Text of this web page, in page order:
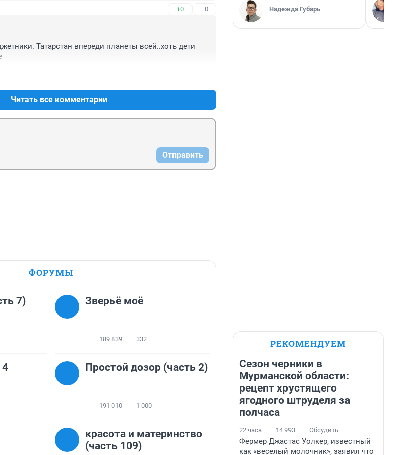
+0 –0
Татарстан впереди планеты всей..хоть дети
Читать все комментарии
Отправить
ФОРУМЫ
7) Зверьё моё
189 839 332
Простой дозор (часть 2)
191 010 1 000
красота и материнство
(часть 109)
Надежда Губарь
РЕКОМЕНДУЕМ
Сезон черники в
Мурманской области:
рецепт хрустящего
ягодного штруделя за
полчаса
22 часа 14 993 Обсудить
Фермер Джастас Уолкер, известный
как «веселый молочник», заявил что